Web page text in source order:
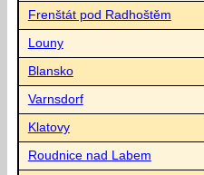
Frenštát pod Radhoštěm
Louny
Blansko
Varnsdorf
Klatovy
Roudnice nad Labem